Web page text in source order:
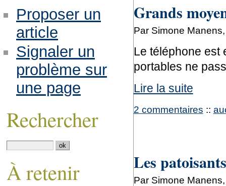
Grands
Par Simone
Le téléphone est
portables ne
Lire la suite
2 commentaires ::
Les
Par Simone
Proposer un
article
Signaler un
problème sur
une page
Rechercher
À retenir